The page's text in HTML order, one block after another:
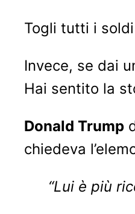
Togli tutti i
Invece, se dai
Hai sentito la
Donald Trump
chiedeva
“Lui è più